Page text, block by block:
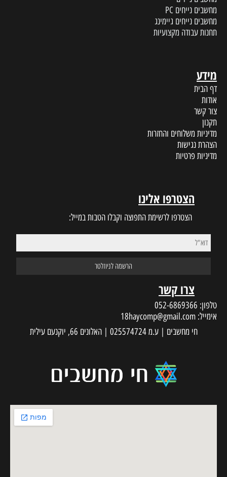
מחשבים נייחים PC
מחשבים נייחים גיימינג
תחנות עבודה מקצועיות
מידע
דף הבית
אודות
צור קשר
תקנון
מדיניות משלוחים והחזרות
הצהרת נגישות
מדיניות פרטיות
הצטרפו אלינו
הצטרפו לרשימת התפוצה וקבלו הטבות במייל:
צרו קשר
טלפון: 052-6869366
אימייל: 18haycomp@gmail.com
חי מחשבים | ע.מ 025574724 | האלונים 66, יוקנעם עילית